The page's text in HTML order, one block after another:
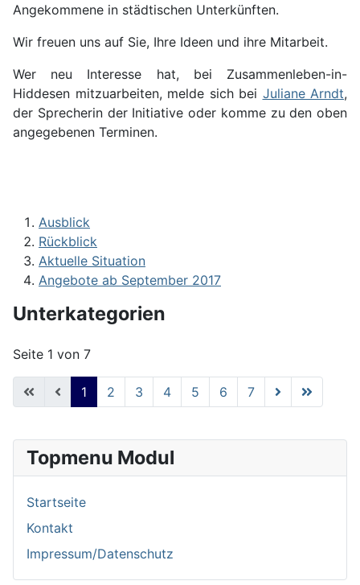
Angekommene in städtischen Unterkünften.
Wir freuen uns auf Sie, Ihre Ideen und ihre Mitarbeit.
Wer neu Interesse hat, bei Zusammenleben-in-
Hiddesen mitzuarbeiten, melde sich bei Juliane Arndt,
der Sprecherin der Initiative oder komme zu den oben
angegebenen Terminen.
Ausblick
Rückblick
Aktuelle Situation
Angebote ab September 2017
Unterkategorien
Seite 1 von 7
1 2 3 4 5 6 7
Topmenu Modul
Startseite
Kontakt
Impressum/Datenschutz